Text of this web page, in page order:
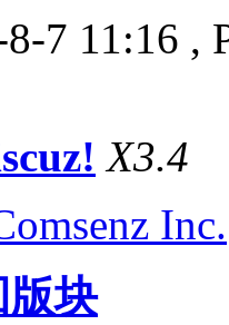
7 11:16 ,
X3.4
Inc.
版块